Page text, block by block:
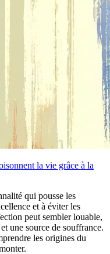
la vie grâce à la
qui pousse les
et à éviter les
peut sembler louable,
une source de souffrance.
les origines du